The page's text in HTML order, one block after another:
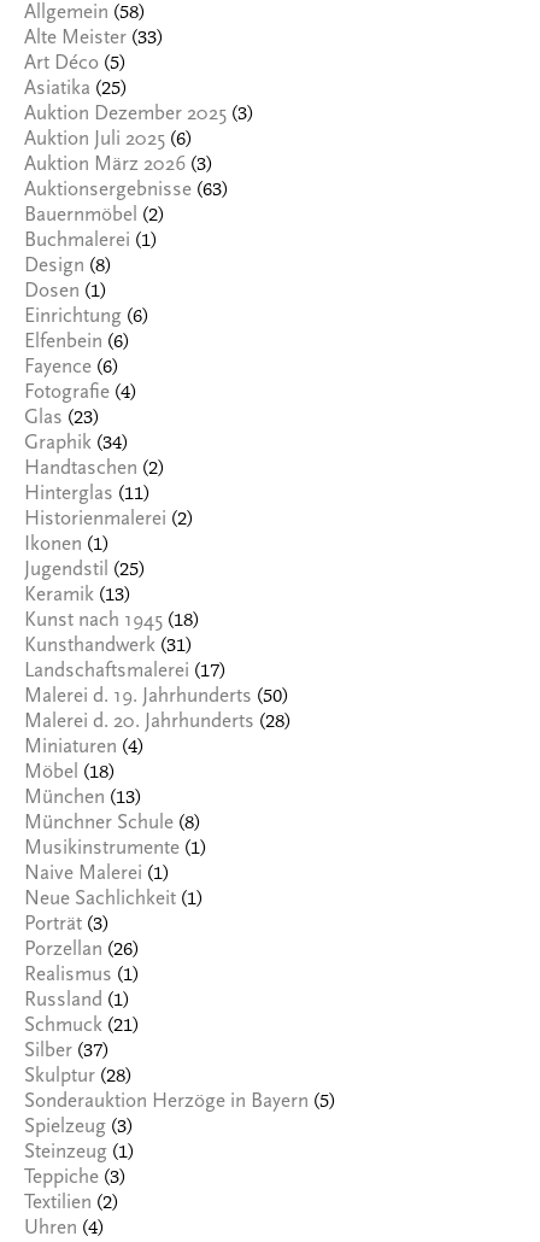
Allgemein (58)
Alte Meister (33)
Art Déco (5)
Asiatika (25)
Auktion Dezember 2025 (3)
Auktion Juli 2025 (6)
Auktion März 2026 (3)
Auktionsergebnisse (63)
Bauernmöbel (2)
Buchmalerei (1)
Design (8)
Dosen (1)
Einrichtung (6)
Elfenbein (6)
Fayence (6)
Fotografie (4)
Glas (23)
Graphik (34)
Handtaschen (2)
Hinterglas (11)
Historienmalerei (2)
Ikonen (1)
Jugendstil (25)
Keramik (13)
Kunst nach 1945 (18)
Kunsthandwerk (31)
Landschaftsmalerei (17)
Malerei d. 19. Jahrhunderts (50)
Malerei d. 20. Jahrhunderts (28)
Miniaturen (4)
Möbel (18)
München (13)
Münchner Schule (8)
Musikinstrumente (1)
Naive Malerei (1)
Neue Sachlichkeit (1)
Porträt (3)
Porzellan (26)
Realismus (1)
Russland (1)
Schmuck (21)
Silber (37)
Skulptur (28)
Sonderauktion Herzöge in Bayern (5)
Spielzeug (3)
Steinzeug (1)
Teppiche (3)
Textilien (2)
Uhren (4)